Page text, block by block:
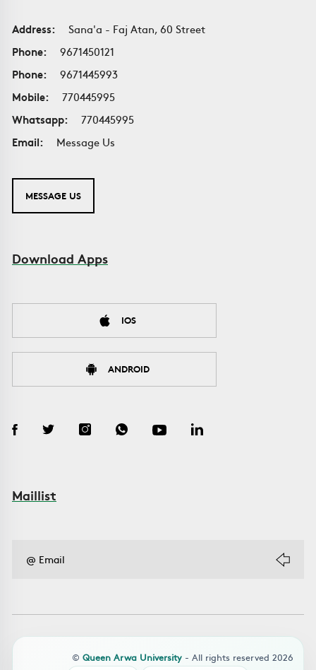
Address:
Sana'a - Faj Atan, 60 Street
Phone:
9671450121
Phone:
9671445993
Mobile:
770445995
Whatsapp:
770445995
Email:
Message Us
MESSAGE US
Download Apps
IOS
ANDROID
Maillist
© Queen Arwa University - All rights reserved 2026